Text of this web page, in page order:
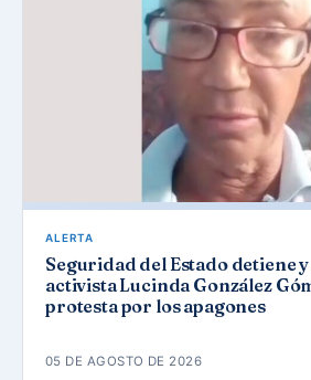
ALERTA
Seguridad del Estado detiene y
activista Lucinda González
protesta por los apagones
05 DE AGOSTO DE 2026